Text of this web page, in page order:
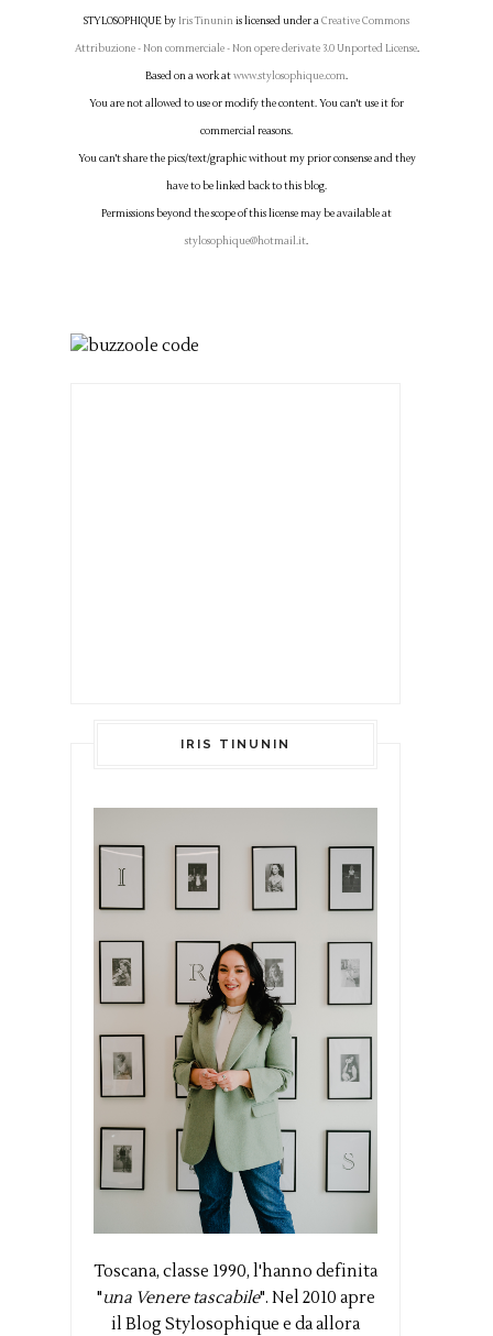
STYLOSOPHIQUEbyIris Tinuninis licensed under aCreative Commons
Attribuzione - Non commerciale - Non opere derivate 3.0 Unported License.
Based on a work atwww.stylosophique.com.
You are not allowed to use or modify the content. You can't use it for
commercial reasons.
You can't share the pics/text/graphic without my prior consense and they
have to be linked back to this blog.
Permissions beyond the scope of this license may be available at
stylosophique@hotmail.it.
IRIS TINUNIN
Toscana, classe 1990, l'hanno definita
"una Venere tascabile". Nel 2010 apre
il Blog Stylosophique e da allora